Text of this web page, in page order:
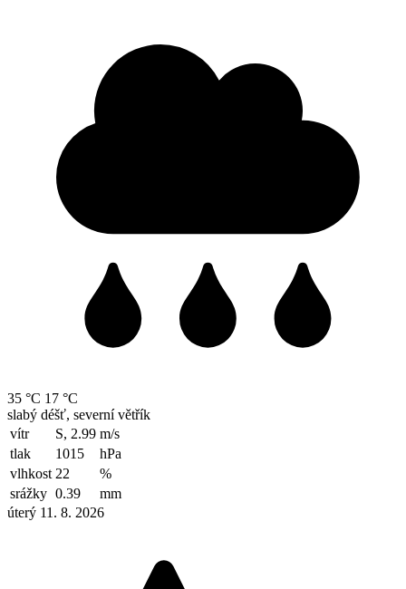
35 °C 17 °C
slabý déšť, severní větřík
vítr
S, 2.99 m/s
tlak
1015
hPa
vlhkost 22
%
srážky 0.39
mm
úterý 11. 8. 2026